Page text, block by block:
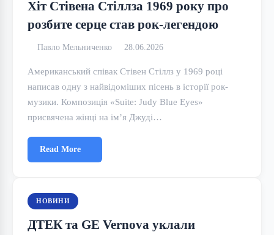
Хіт Стівена Стіллза 1969 року про
розбите серце став рок-легендою
Павло Мельниченко 28.06.2026
Американський співак Стівен Стіллз у 1969 році
написав одну з найвідоміших пісень в історії рок-
музики. Композиція «Suite: Judy Blue Eyes»
присвячена жінці на ім’я Джуді…
Read More
НОВИНИ
ДТЕК та GE Vernova уклали